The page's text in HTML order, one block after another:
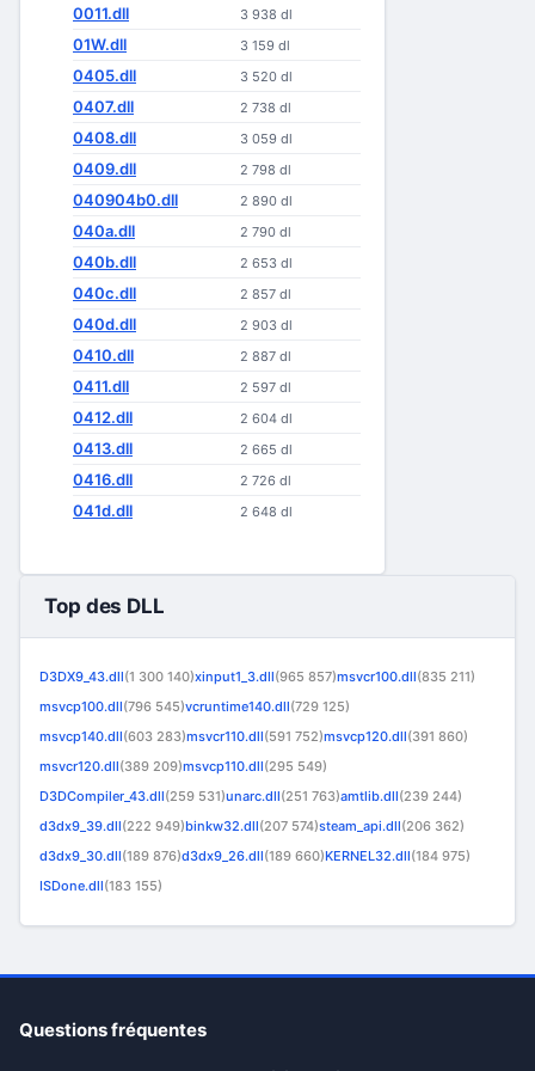
0011.dll 3 938 dl
01W.dll 3 159 dl
0405.dll 3 520 dl
0407.dll 2 738 dl
0408.dll 3 059 dl
0409.dll 2 798 dl
040904b0.dll 2 890 dl
040a.dll 2 790 dl
040b.dll 2 653 dl
040c.dll 2 857 dl
040d.dll 2 903 dl
0410.dll 2 887 dl
0411.dll 2 597 dl
0412.dll 2 604 dl
0413.dll 2 665 dl
0416.dll 2 726 dl
041d.dll 2 648 dl
Top des DLL
D3DX9_43.dll(1 300 140)xinput1_3.dll(965 857)msvcr100.dll(835 211)
msvcp100.dll(796 545)vcruntime140.dll(729 125)
msvcp140.dll(603 283)msvcr110.dll(591 752)msvcp120.dll(391 860)
msvcr120.dll(389 209)msvcp110.dll(295 549)
D3DCompiler_43.dll(259 531)unarc.dll(251 763)amtlib.dll(239 244)
d3dx9_39.dll(222 949)binkw32.dll(207 574)steam_api.dll(206 362)
d3dx9_30.dll(189 876)d3dx9_26.dll(189 660)KERNEL32.dll(184 975)
ISDone.dll(183 155)
Questions fréquentes